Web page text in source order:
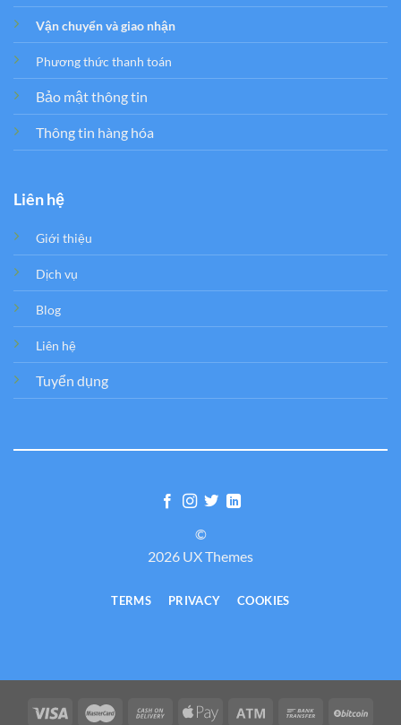
Vận chuyển và giao nhận
Phương thức thanh toán
Bảo mật thông tin
Thông tin hàng hóa
Liên hệ
Giới thiệu
Dịch vụ
Blog
Liên hệ
Tuyển dụng
©
2026 UX Themes
TERMS PRIVACY COOKIES